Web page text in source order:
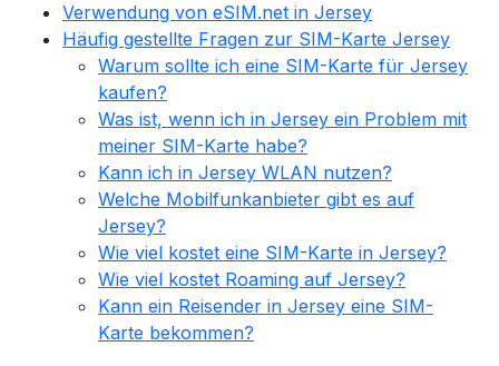
Verwendung von eSIM.net in Jersey
Häufig gestellte Fragen zur SIM-Karte Jersey
Warum sollte ich eine SIM-Karte für Jersey
kaufen?
Was ist, wenn ich in Jersey ein Problem mit
meiner SIM-Karte habe?
Kann ich in Jersey WLAN nutzen?
Welche Mobilfunkanbieter gibt es auf
Jersey?
Wie viel kostet eine SIM-Karte in Jersey?
Wie viel kostet Roaming auf Jersey?
Kann ein Reisender in Jersey eine SIM-
Karte bekommen?